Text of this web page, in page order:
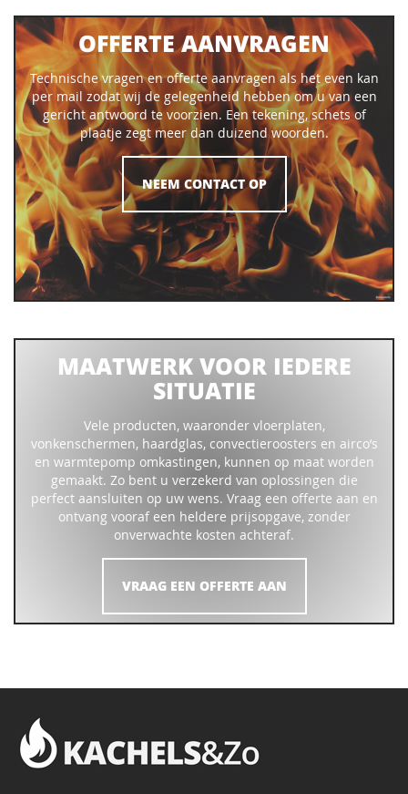
OFFERTE AANVRAGEN
Technische vragen en offerte aanvragen als het even kan
per mail zodat wij de gelegenheid hebben om u van een
gericht antwoord te voorzien. Een tekening, schets of
plaatje zegt meer dan duizend woorden.
NEEM CONTACT OP
MAATWERK VOOR IEDERE
SITUATIE
Vele producten, waaronder vloerplaten,
vonkenschermen, haardglas, convectieroosters en airco’s
en warmtepomp omkastingen, kunnen op maat worden
gemaakt. Zo bent u verzekerd van oplossingen die
perfect aansluiten op uw wens. Vraag een offerte aan en
ontvang vooraf een heldere prijsopgave, zonder
onverwachte kosten achteraf.
VRAAG EEN OFFERTE AAN